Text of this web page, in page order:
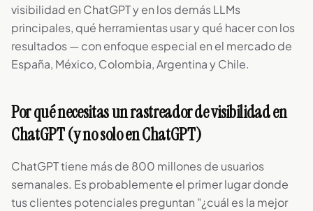
visibilidad en ChatGPT y en los demás LLMs
principales, qué herramientas usar y qué hacer con los
resultados — con enfoque especial en el mercado de
España, México, Colombia, Argentina y Chile.
Por qué necesitas un rastreador de visibilidad en
ChatGPT (y no solo en ChatGPT)
ChatGPT tiene más de 800 millones de usuarios
semanales. Es probablemente el primer lugar donde
tus clientes potenciales preguntan "¿cuál es la mejor